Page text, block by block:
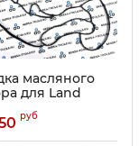
масляного
для Land
LR002340
руб